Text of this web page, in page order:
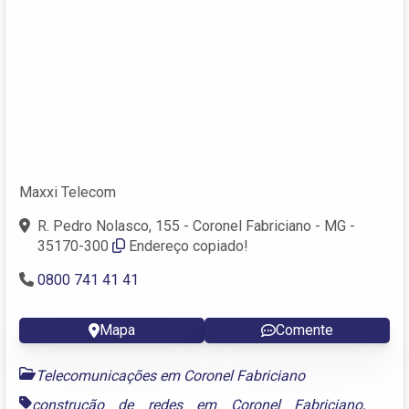
Maxxi Telecom
R. Pedro Nolasco, 155 - Coronel Fabriciano - MG -
35170-300
Endereço copiado!
0800 741 41 41
Mapa Comente
Telecomunicações em Coronel Fabriciano
construção de redes em Coronel Fabriciano,